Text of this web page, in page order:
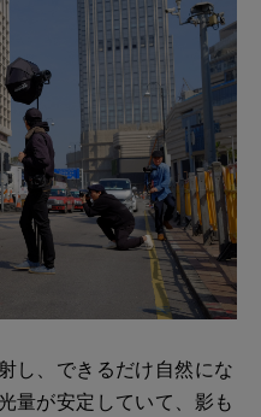
し、できるだけ自然にな
量が安定していて、影も